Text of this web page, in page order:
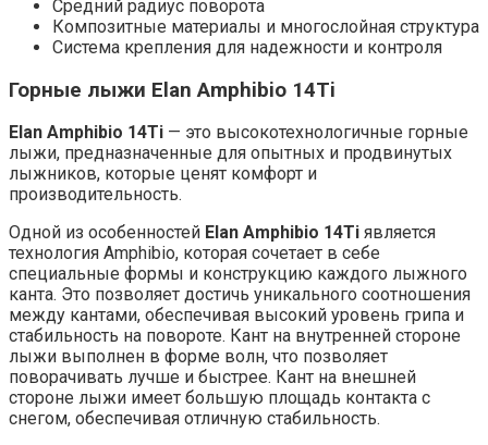
Средний радиус поворота
Композитные материалы и многослойная структура
Система крепления для надежности и контроля
Горные лыжи Elan Amphibio 14Ti
Elan Amphibio 14Ti — это высокотехнологичные горные
лыжи, предназначенные для опытных и продвинутых
лыжников, которые ценят комфорт и
производительность.
Одной из особенностей Elan Amphibio 14Ti является
технология Amphibio, которая сочетает в себе
специальные формы и конструкцию каждого лыжного
канта. Это позволяет достичь уникального соотношения
между кантами, обеспечивая высокий уровень грипа и
стабильность на повороте. Кант на внутренней стороне
лыжи выполнен в форме волн, что позволяет
поворачивать лучше и быстрее. Кант на внешней
стороне лыжи имеет большую площадь контакта с
снегом, обеспечивая отличную стабильность.